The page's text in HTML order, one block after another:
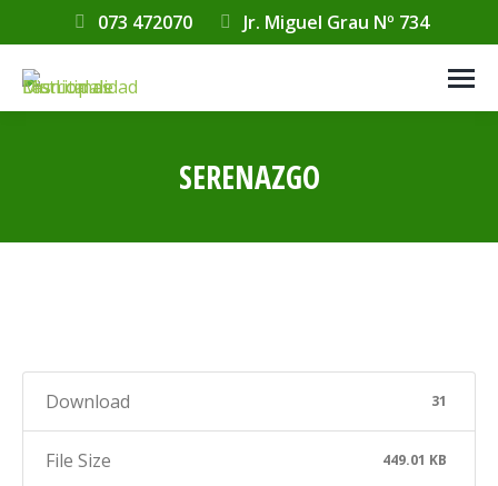
073 472070 Jr. Miguel Grau Nº 734
SERENAZGO
Download 31
File Size 449.01 KB